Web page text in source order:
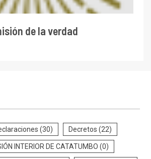
de la verdad
(30) Decretos (22)
INTERIOR DE CATATUMBO (0)